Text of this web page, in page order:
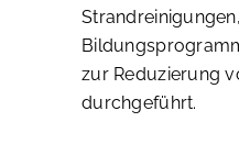
Strandreinigungen,
zur Reduzierung
durchgeführt.